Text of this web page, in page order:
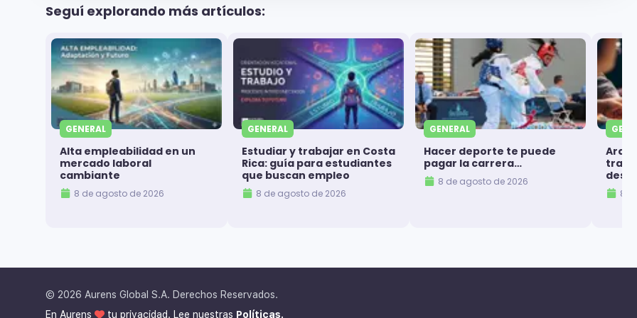
Seguí explorando más artículos:
GENERAL
Alta empleabilidad en un
mercado laboral
cambiante
8 de agosto de 2026
GENERAL
Estudiar y trabajar en Costa
Rica: guía para estudiantes
que buscan empleo
8 de agosto de 2026
GENERAL
Hacer deporte te puede
pagar la carrera…
8 de agosto de 2026
8
© 2026 Aurens Global S.A. Derechos Reservados.
En Aurens
tu privacidad. Lee nuestras Políticas.